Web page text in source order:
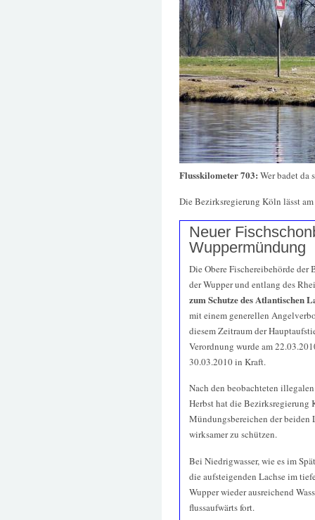
Flusskilometer 703: Wer badet da
Die Bezirksregierung Köln lässt
Neuer
Wuppermündung
Die Obere Fischereibehörde
der Wupper und entlang des
zum Schutze des Atlantischen
mit einem generellen
diesem Zeitraum der
Verordnung wurde am
30.03.2010 in Kraft.
Nach den beobachteten
Herbst hat die Bezirksregierung
Mündungsbereichen der beiden
wirksamer zu schützen.
Bei Niedrigwasser, wie es im
die aufsteigenden Lachse im
Wupper wieder ausreichend
flussaufwärts fort.